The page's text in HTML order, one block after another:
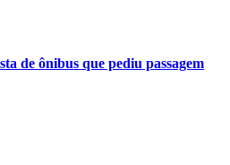
de ônibus que pediu passagem